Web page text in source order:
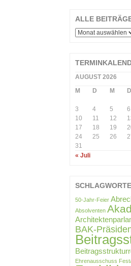
ALLE
ALLE
AUGUST 2026
M
D M D
3
4 5 6
10
11 12
17
18 19
24
25 26
31
« Juli
SCHLAGWORTE
50-Jahr-Feier
Absolventen
BAK-
Ehrenausschuss